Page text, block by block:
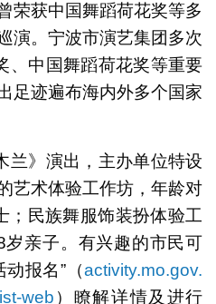
荣获中国舞蹈荷花奖等多
演。宁波市演艺集团多次
、中国舞蹈荷花奖等重要
足迹遍布海内外多个国家
兰》演出，主办单位特设
艺术体验工作坊，年龄对
；民族舞服饰装扮体验工
亲子。有兴趣的市民可
动报名”（activity.mo.gov.
web ）瞭解详情及进行